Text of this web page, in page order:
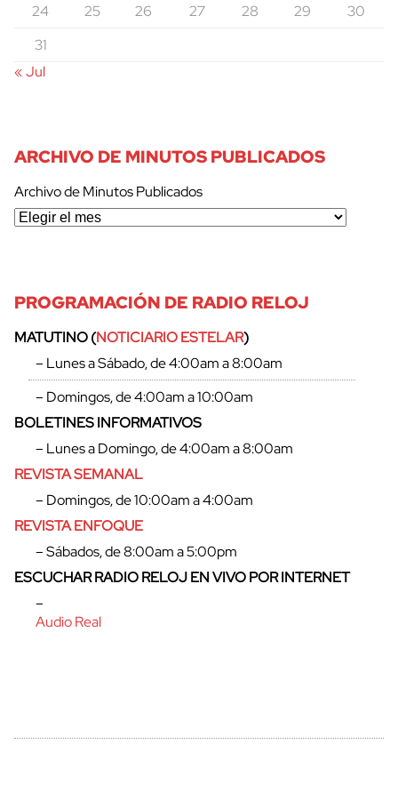
cerrar
24
25 26 27 28 29
30
31
« Jul
ARCHIVO DE MINUTOS PUBLICADOS
Archivo de Minutos Publicados
PROGRAMACIÓN DE RADIO RELOJ
MATUTINO (NOTICIARIO ESTELAR)
– Lunes a Sábado, de 4:00am a 8:00am
– Domingos, de 4:00am a 10:00am
BOLETINES INFORMATIVOS
– Lunes a Domingo, de 4:00am a 8:00am
REVISTA SEMANAL
– Domingos, de 10:00am a 4:00am
REVISTA ENFOQUE
– Sábados, de 8:00am a 5:00pm
ESCUCHAR RADIO RELOJ EN VIVO POR INTERNET
–
Audio Real